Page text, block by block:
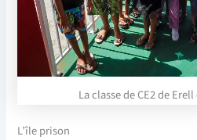
La classe de CE2 de
L’île prison